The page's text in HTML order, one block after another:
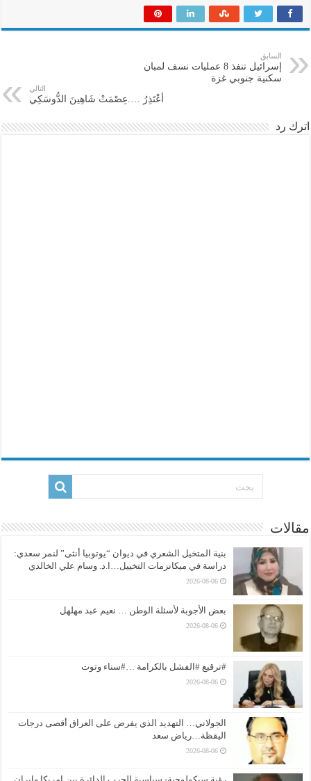
السابق
إسرائيل تنفذ 8 عمليات نسف لمبان
سكنية جنوبي غزة
التالي
أعْتَذِرُ ….عِصْمَتْ شَاهِينَ الدُّوسَكِي
اترك رد
مقالات
بنية المتخيل الشعري في ديوان “يوتوبيا أنثى” لنمر سعدي:
دراسة في ميكانزمات التخييل…ا.د. وسام علي الخالدي
2026-08-06
بعض الأجوبة لأسئلة الوطن … نعيم عبد مهلهل
2026-08-06
#ترقيع #الفشل بالكرامة …#سناء وتوت
2026-08-06
الجولاني… التهديد الذي يفرض على العراق أقصى درجات
اليقظة…رياض سعد
2026-08-06